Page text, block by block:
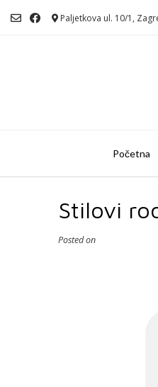
Paljetkova ul. 10/1,
Početna
Stilovi
Posted on